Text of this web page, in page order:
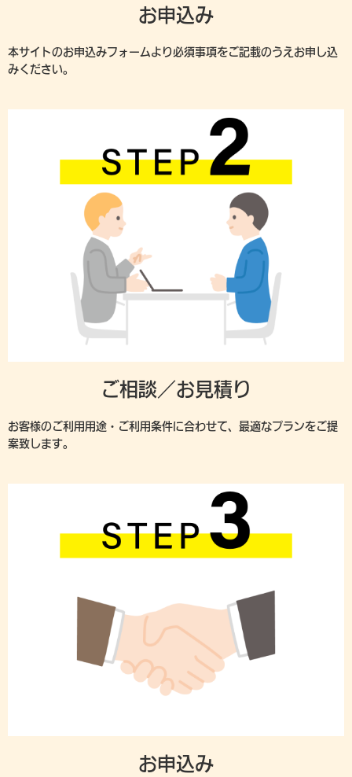
お申込み
本サイトのお申込みフォームより必須事項をご記載のうえお申し込
みください。
ご相談／お見積り
お客様のご利用用途・ご利用条件に合わせて、最適なプランをご提
案致します。
お申込み